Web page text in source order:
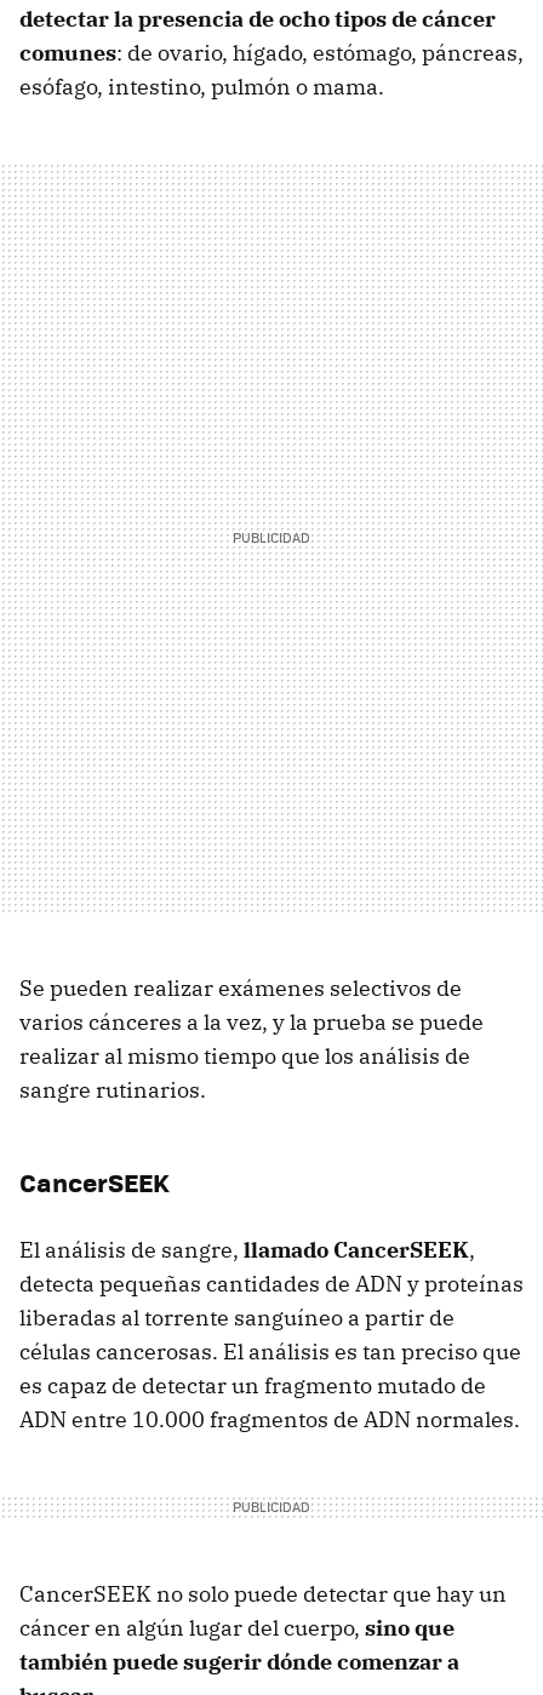
detectar la presencia de ocho tipos de cáncer
comunes: de ovario, hígado, estómago, páncreas,
esófago, intestino, pulmón o mama.
Se pueden realizar exámenes selectivos de
varios cánceres a la vez, y la prueba se puede
realizar al mismo tiempo que los análisis de
sangre rutinarios.
CancerSEEK
El análisis de sangre, llamado CancerSEEK,
detecta pequeñas cantidades de ADN y proteínas
liberadas al torrente sanguíneo a partir de
células cancerosas. El análisis es tan preciso que
es capaz de detectar un fragmento mutado de
ADN entre 10.000 fragmentos de ADN normales.
CancerSEEK no solo puede detectar que hay un
cáncer en algún lugar del cuerpo, sino que
también puede sugerir dónde comenzar a